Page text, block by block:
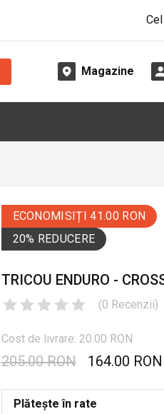
Magazine
ECONOMISIȚI 41.00 RON
20% REDUCERE
TRICOU ENDURO -
(0 Recenzii)
Cost de livrare: 20.00 RON
205.00 RON 164.00 RON
Plătește în rate